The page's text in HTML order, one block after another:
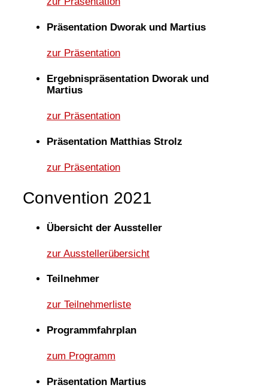
Präsentation Dworak und Martius
zur Präsentation
Ergebnispräsentation Dworak und
Martius
zur Präsentation
Präsentation Matthias Strolz
zur Präsentation
Convention 2021
Übersicht der Aussteller
zur Ausstellerübersicht
Teilnehmer
zur Teilnehmerliste
Programmfahrplan
zum Programm
Präsentation Martius